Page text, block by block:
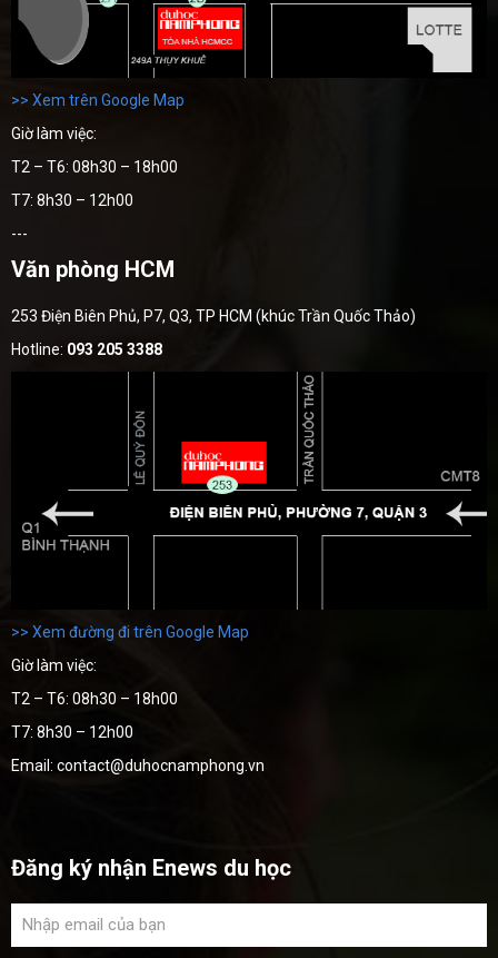
>> Xem trên Google Map
Giờ làm việc:
T2 – T6: 08h30 – 18h00
T7: 8h30 – 12h00
---
Văn phòng HCM
253 Điện Biên Phủ, P7, Q3, TP HCM (khúc Trần Quốc Thảo)
Hotline: 093 205 3388
>> Xem đường đi trên Google Map
Giờ làm việc:
T2 – T6: 08h30 – 18h00
T7: 8h30 – 12h00
Email: contact@duhocnamphong.vn
Đăng ký nhận Enews du học